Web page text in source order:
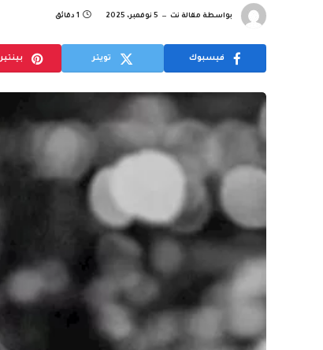
بواسطة مقالة نت 5 نوفمبر، 2025 1 دقائق
فيسبوك تويتر